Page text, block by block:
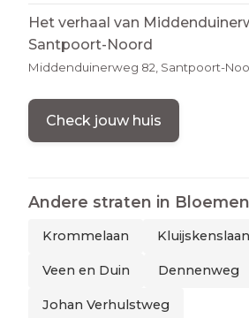
Het verhaal van
Santpoort-Noord
Middenduinerweg 82, Santpoort-
Check jouw huis
Andere straten in
Krommelaan Kluijskenslaan
Veen en Duin Dennenweg
Johan Verhulstweg